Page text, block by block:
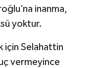
inanma,
yoktur.
için Selahattin
vermeyince